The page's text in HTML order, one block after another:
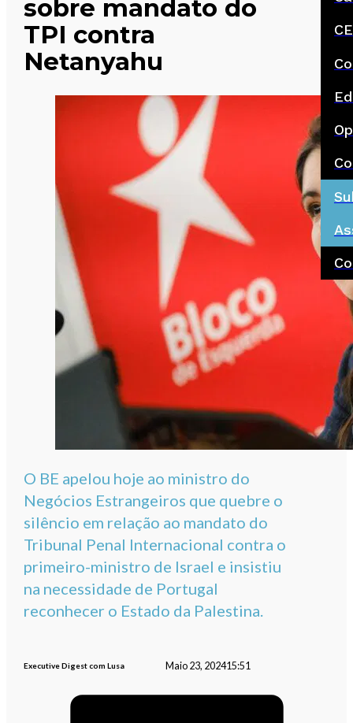
sobre mandato do
TPI contra
Netanyahu
O BE apelou hoje ao ministro do
Negócios Estrangeiros que quebre o
silêncio em relação ao mandato do
Tribunal Penal Internacional contra o
primeiro-ministro de Israel e insistiu
na necessidade de Portugal
reconhecer o Estado da Palestina.
Executive Digest com Lusa Maio 23, 202415:51